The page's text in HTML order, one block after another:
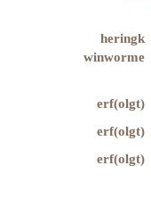
heringk
winworme
erf(olgt)
erf(olgt)
erf(olgt)